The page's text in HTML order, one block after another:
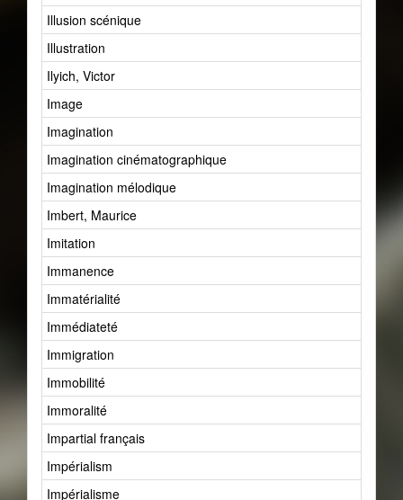
Illusion scénique
Illustration
Ilyich, Victor
Image
Imagination
Imagination cinématographique
Imagination mélodique
Imbert, Maurice
Imitation
Immanence
Immatérialité
Immédiateté
Immigration
Immobilité
Immoralité
Impartial français
Impérialism
Impérialisme